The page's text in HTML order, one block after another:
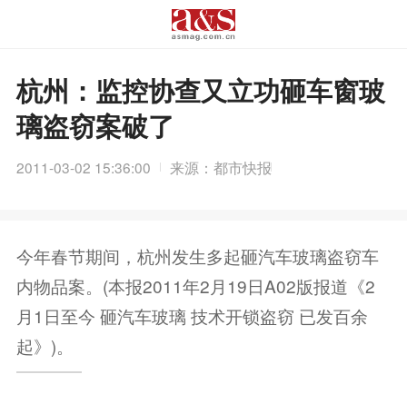
杭州：监控协查又立功砸车窗玻
璃盗窃案破了
2011-03-02 15:36:00 来源：都市快报
今年春节期间，杭州发生多起砸汽车玻璃盗窃车
内物品案。(本报2011年2月19日A02版报道《2
月1日至今 砸汽车玻璃 技术开锁盗窃 已发百余
起》)。